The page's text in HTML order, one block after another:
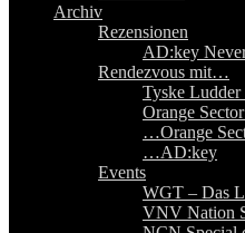
Archiv
Rezensionen
AD:key
Rendezvous mit…
Tyske Ludder
Orange
…Orange
…AD:key
Events
WGT – Das
VNV Nation